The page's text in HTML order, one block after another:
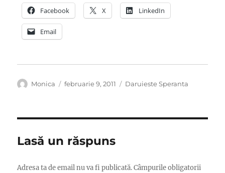
Facebook X LinkedIn
Email
Autor
Monica
Publicat
februarie 9, 2011 Categorii
Daruieste Speranta
Lasă un răspuns
Adresa ta de email nu va fi publicată. Câmpurile obligatorii